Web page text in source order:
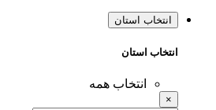
انتخاب استان
انتخاب استان
انتخاب همه
×